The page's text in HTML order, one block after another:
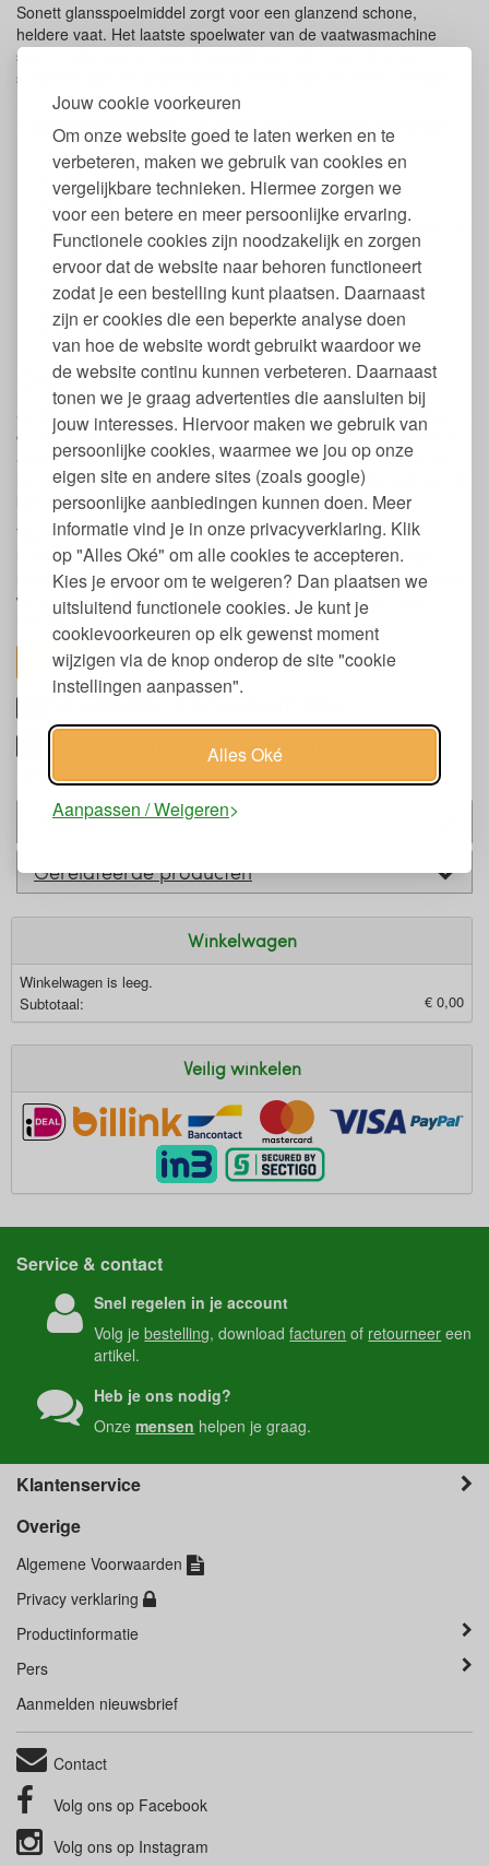
Jouw cookie voorkeuren
Om onze website goed te laten werken en te
verbeteren, maken we gebruik van cookies en
vergelijkbare technieken. Hiermee zorgen we
voor een betere en meer persoonlijke ervaring.
Functionele cookies zijn noodzakelijk en zorgen
ervoor dat de website naar behoren functioneert
zodat je een bestelling kunt plaatsen. Daarnaast
zijn er cookies die een beperkte analyse doen
van hoe de website wordt gebruikt waardoor we
de website continu kunnen verbeteren. Daarnaast
tonen we je graag advertenties die aansluiten bij
jouw interesses. Hiervoor maken we gebruik van
persoonlijke cookies, waarmee we jou op onze
eigen site en andere sites (zoals google)
persoonlijke aanbiedingen kunnen doen. Meer
informatie vind je in onze privacyverklaring. Klik
op "Alles Oké" om alle cookies te accepteren.
Kies je ervoor om te weigeren? Dan plaatsen we
uitsluitend functionele cookies. Je kunt je
cookievoorkeuren op elk gewenst moment
wijzigen via de knop onderop de site "cookie
instellingen aanpassen".
Alles Oké
Aanpassen / Weigeren
Sonett glansspoelmiddel zorgt voor een glanzend schone,
heldere vaat. Het laatste spoelwater van de vaatwasmachine
spoelt beter van de vaat af doordat de castor olie, alcohol en
suikertensiden de oppervlakte spanning van het water verlagen.
Eigenschappen Sonett glansspoelmiddel
Inhoud: 500 ml.
Vrij van petrochemische stoffen
Volledig biologisch afbreekbaar
Te gebruiken in combinatie met Sonett vaatwastabletten of
vaatwaspoeder en regeneerzout
Geschikt voor alle vaatwassers
Vegan
Ecologisch geproduceerd
Ecogarantie en CSE gecertificeerd
Gebruik Sonett glansspoelmiddel
Sonett glansspoelmiddel kan gebruikt worden in alle vaatwassers
en werkt het beste in combinatie met Sonett vaatwastabletten en
Sonett regenereerzout. Vul het bakje voor glansspoelmiddel en
het glansspoelmiddel zal automatisch worden toegevoegd aan de
laatste spoelbeurt.
Vaak hebben vaatwassers een instelmogelijkheid voor de
hoeveelheid glansspoelmiddel die wordt toegevoegd. Bij kalk
resten (witte vlekken) op de vaat moet er meer glansspoelmiddel
worden gebruikt. Bij een streperige coating op de vaat moet
minder worden gebruikt.
toon alles
Ingrediënten glansspoelmiddel
Keurmerken en labels Sonett
glansspoelmiddel
Past bij
Gerelateerde producten
Winkelwagen
Winkelwagen is leeg.
Subtotaal:
€ 0,00
Veilig winkelen
Service & contact
Snel regelen in je account
Volg jebestelling, downloadfacturen of retourneer een
artikel.
Heb je ons nodig?
Onzemensen helpen je graag.
Klantenservice
Overige
Algemene Voorwaarden
Privacy verklaring
Productinformatie
Pers
Aanmelden nieuwsbrief
Contact
Volg ons op Facebook
Volg ons op Instagram